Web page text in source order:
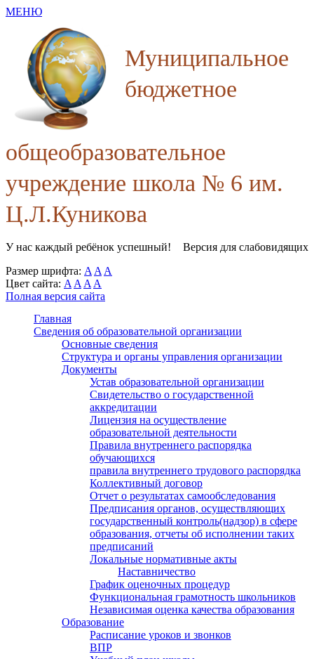
МЕНЮ
Муниципальное
бюджетное
общеобразовательное
учреждение школа № 6 им.
Ц.Л.Куникова
У нас каждый ребёнок успешный!
Версия для слабовидящих
Размер шрифта: A A A
Цвет сайта: A A A A
Полная версия сайта
Главная
Сведения об образовательной организации
Основные сведения
Структура и органы управления организации
Документы
Устав образовательной организации
Свидетельство о государственной
аккредитации
Лицензия на осуществление
образовательной деятельности
Правила внутреннего распорядка
обучающихся
правила внутреннего трудового распорядка
Коллективный договор
Отчет о результатах самообследования
Предписания органов, осуществляющих
государственный контроль(надзор) в сфере
образования, отчеты об исполнении таких
предписаний
Локальные нормативные акты
Наставничество
График оценочных процедур
Функциональная грамотность школьников
Независимая оценка качества образования
Образование
Расписание уроков и звонков
ВПР